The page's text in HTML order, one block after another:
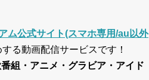
ム公式サイト(スマホ専用/au以外
る動画配信サービスです！
組・アニメ・グラビア・アイド